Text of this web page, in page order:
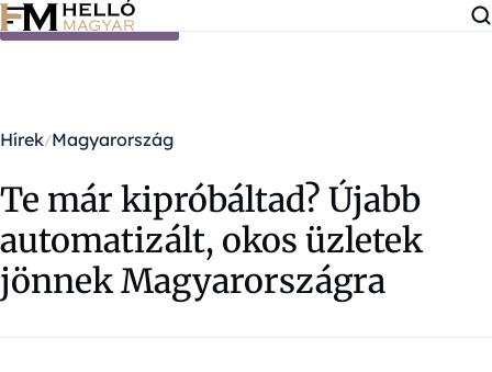
Ugrás a tartalomra
Hírek Magyarország
Te már kipróbáltad? Újabb
automatizált, okos üzletek
jönnek Magyarországra